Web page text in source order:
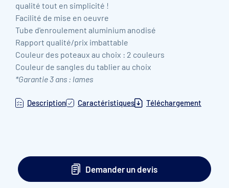
qualité tout en simplicité !
Facilité de mise en oeuvre
Tube d'enroulement aluminium anodisé
Rapport qualité/prix imbattable
Couleur des poteaux au choix : 2 couleurs
Couleur de sangles du tablier au choix
*Garantie 3 ans : lames
Description Caractéristiques Téléchargement
Demander un devis